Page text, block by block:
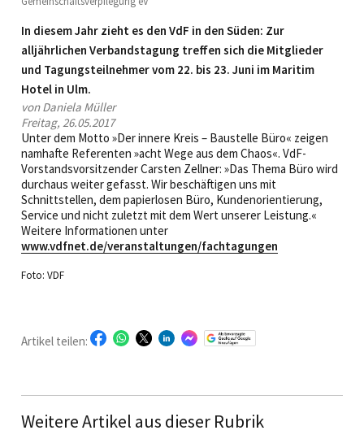
In diesem Jahr zieht es den VdF in den Süden: Zur
alljährlichen Verbandstagung treffen sich die Mitglieder
und Tagungsteilnehmer vom 22. bis 23. Juni im Maritim
Hotel in Ulm.
von Daniela Müller
Freitag, 26.05.2017
Unter dem Motto »Der innere Kreis – Baustelle Büro« zeigen
namhafte Referenten »acht Wege aus dem Chaos«. VdF-
Vorstandsvorsitzender Carsten Zellner: »Das Thema Büro wird
durchaus weiter gefasst. Wir beschäftigen uns mit
Schnittstellen, dem papierlosen Büro, Kundenorientierung,
Service und nicht zuletzt mit dem Wert unserer Leistung.«
Weitere Informationen unter
www.vdfnet.de/veranstaltungen/fachtagungen
Foto: VDF
Artikel teilen:
Weitere Artikel aus dieser Rubrik